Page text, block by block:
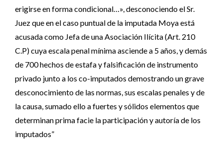
erigirse en forma condicional…», desconociendo el Sr.
Juez que en el caso puntual de la imputada Moya está
acusada como Jefa de una Asociación Ilícita (Art. 210
C.P) cuya escala penal mínima asciende a 5 años, y demás
de 700 hechos de estafa y falsificación de instrumento
privado junto a los co-imputados demostrando un grave
desconocimiento de las normas, sus escalas penales y de
la causa, sumado ello a fuertes y sólidos elementos que
determinan prima facie la participación y autoría de los
imputados”